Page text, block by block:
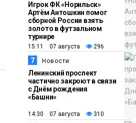
Игрок ФК «Норильск»
Артём Антошкин помог
сборной России взять
золото в футзальном
турнире
15:11 07 августа 296
7 Новости
Ленинский проспект
частично закроют в связи
с Днём рождения
«Башни»
14:30 07 августа 310